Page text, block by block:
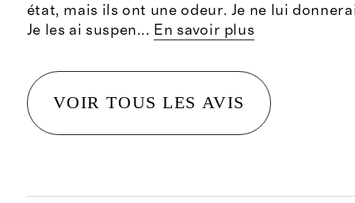
état, mais ils ont une odeur. Je ne lui
Je les ai suspen... En savoir plus
VOIR TOUS LES AVIS